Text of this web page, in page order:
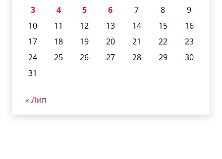
3
4 5 6 7 8
9
10
11 12 13 14 15
16
17
18 19 20 21 22
23
24
25 26 27 28 29
30
31
« Лип